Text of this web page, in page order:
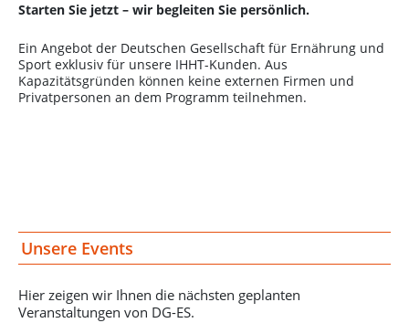
Unsere Events
Hier zeigen wir Ihnen die nächsten geplanten
Veranstaltungen von DG-ES.
Starten Sie jetzt – wir begleiten Sie persönlich.
Ein Angebot der Deutschen Gesellschaft für Ernährung und
Sport exklusiv für unsere IHHT-Kunden. Aus
Kapazitätsgründen können keine externen Firmen und
Privatpersonen an dem Programm teilnehmen.